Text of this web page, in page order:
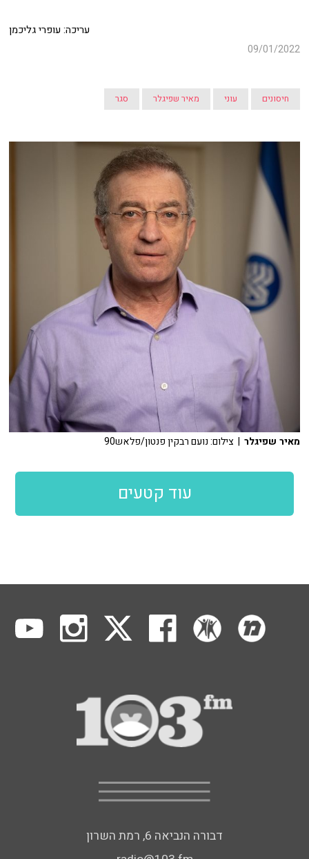
עריכה: עופרי גליכמן
09/01/2022
חיסונים עוני מאיר שפיגלר סגר
מאיר שפיגלר | צילום: נועם רבקין פנטון/פלאש90
עוד קטעים
דבורה הנביאה 6, רמת השרון